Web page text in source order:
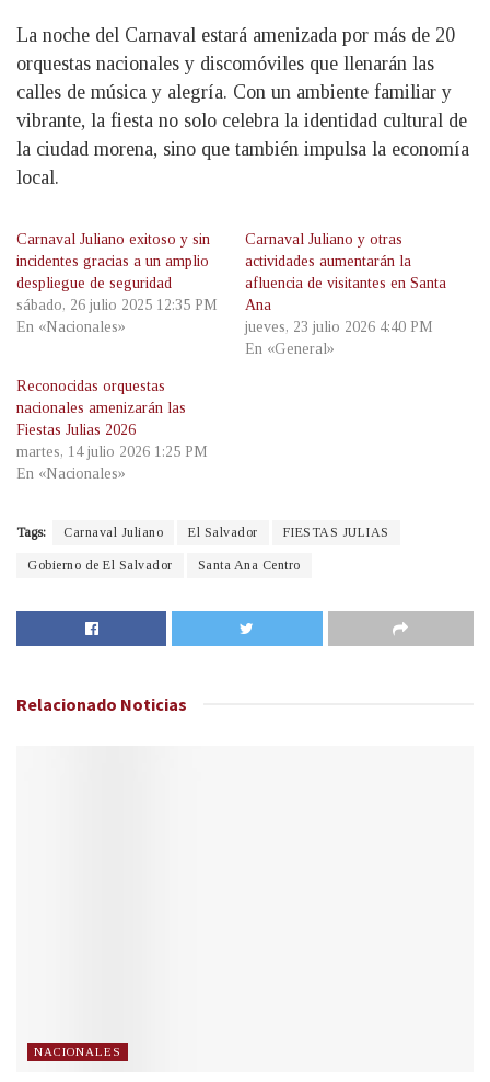
La noche del Carnaval estará amenizada por más de 20
orquestas nacionales y discomóviles que llenarán las
calles de música y alegría. Con un ambiente familiar y
vibrante, la fiesta no solo celebra la identidad cultural de
la ciudad morena, sino que también impulsa la economía
local.
Carnaval Juliano exitoso y sin
incidentes gracias a un amplio
despliegue de seguridad
sábado, 26 julio 2025 12:35 PM
En «Nacionales»
Carnaval Juliano y otras
actividades aumentarán la
afluencia de visitantes en Santa
Ana
jueves, 23 julio 2026 4:40 PM
En «General»
Reconocidas orquestas
nacionales amenizarán las
Fiestas Julias 2026
martes, 14 julio 2026 1:25 PM
En «Nacionales»
Tags: Carnaval Juliano El Salvador FIESTAS JULIAS
Gobierno de El Salvador Santa Ana Centro
Relacionado Noticias
NACIONALES